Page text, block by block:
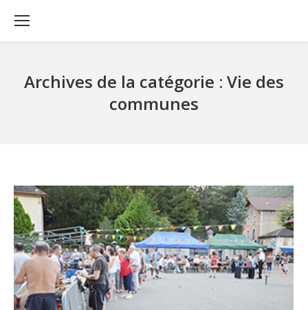
Archives de la catégorie : Vie des
communes